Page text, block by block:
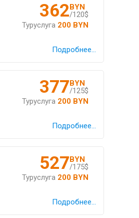
362BYN
/120$
Туруслуга 200 BYN
Подробнее...
377BYN
/125$
Туруслуга 200 BYN
Подробнее...
527BYN
/175$
Туруслуга 200 BYN
Подробнее...